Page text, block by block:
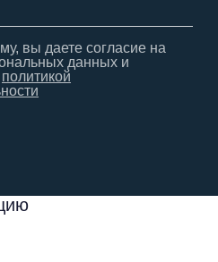
вы даете согласие на
данных и
политикой